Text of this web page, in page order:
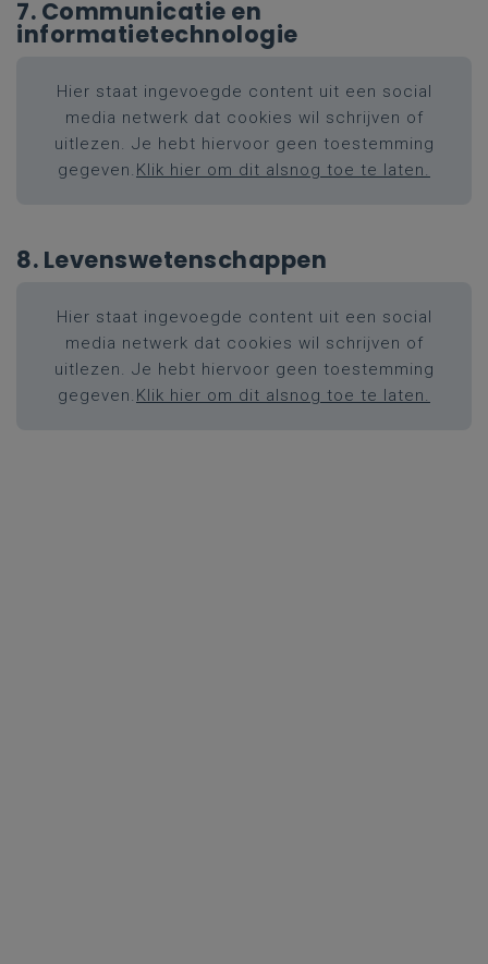
7. Communicatie en
informatietechnologie
Hier staat ingevoegde content uit een social
media netwerk dat cookies wil schrijven of
uitlezen. Je hebt hiervoor geen toestemming
gegeven. Klik hier om dit alsnog toe te laten.
8. Levenswetenschappen
Hier staat ingevoegde content uit een social
media netwerk dat cookies wil schrijven of
uitlezen. Je hebt hiervoor geen toestemming
gegeven. Klik hier om dit alsnog toe te laten.